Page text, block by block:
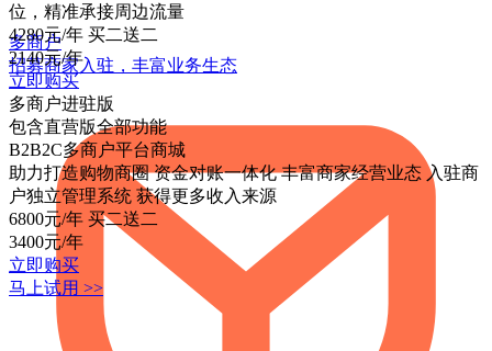
多商户
招募商家入驻，丰富业务生态
位，精准承接周边流量
4280元/年 买二送二
2140元/年
立即购买
多商户进驻版
包含直营版全部功能
B2B2C多商户平台商城
助力打造购物商圈 资金对账一体化 丰富商家经营业态 入驻商
户独立管理系统 获得更多收入来源
6800元/年 买二送二
3400元/年
立即购买
马上试用 >>